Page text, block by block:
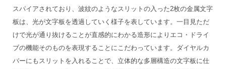
スパイアされており、波紋のようなスリットの入った2枚の金属文字
板は、光が文字板を透過していく様子を表しています。一目見ただ
けで光が通り抜けることが直感的にわかる造形によりエコ・ドライ
ブの機能そのものを表現することにこだわっています。ダイヤルカ
バーにもスリットを入れることで、立体的な多層構造の文字板に仕